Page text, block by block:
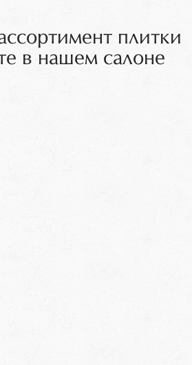
плитки
в нашем салоне